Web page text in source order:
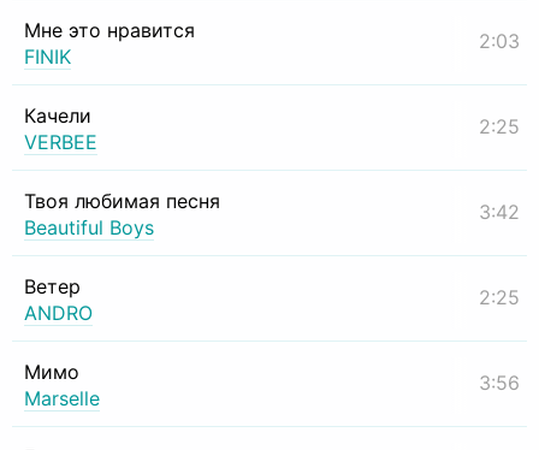
Мне это нравится
FINIK
2:03
Качели
VERBEE
2:25
Твоя любимая песня
Beautiful Boys
3:42
Ветер
ANDRO
2:25
Мимо
Marselle
3:56